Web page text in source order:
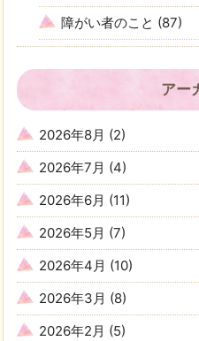
障がい者のこと (87)
アー
2026年8月 (2)
2026年7月 (4)
2026年6月 (11)
2026年5月 (7)
2026年4月 (10)
2026年3月 (8)
2026年2月 (5)